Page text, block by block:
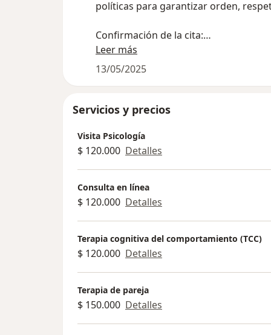
políticas para garantizar orden,
Confirmación de la cita:
Toda cita (presencial o virtual) debe
Para citas virtuales, la confirmación
Una vez agendada tu cita, la
automático de confirmación desde
tanto al WhatsApp como al correo
Este mensaje es válido como
Cambios o cancelaciones:
Esto permite liberar el espacio y
Leer más
13/05/2025
Servicios y precios
Visita Psicología
$ 120.000 Detalles
Consulta en línea
$ 120.000 Detalles
Terapia cognitiva del comportamiento (TCC)
$ 120.000 Detalles
Terapia de pareja
$ 150.000 Detalles